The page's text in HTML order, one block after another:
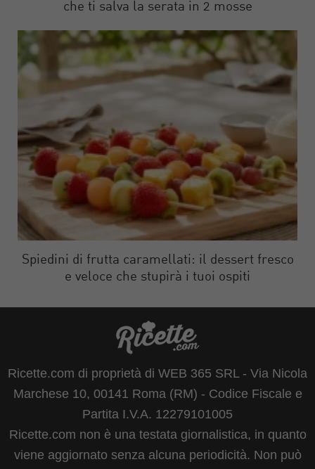
che ti salva la serata in 2 mosse
Spiedini di frutta caramellati: il dessert fresco
e veloce che stupirà i tuoi ospiti
Ricette.com di proprietà di WEB 365 SRL - Via Nicola
Marchese 10, 00141 Roma (RM) - Codice Fiscale e
Partita I.V.A. 12279101005
Ricette.com non è una testata giornalistica, in quanto
viene aggiornato senza alcuna periodicità. Non può